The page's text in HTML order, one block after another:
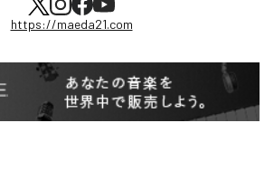
https://maeda21.com